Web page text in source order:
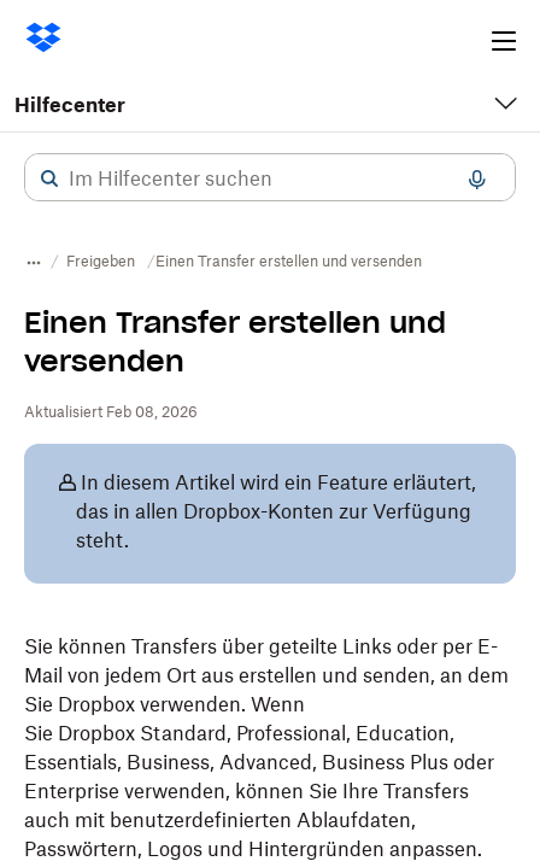
Hilfecenter
Freigeben Einen Transfer erstellen und versenden
Einen Transfer erstellen und
versenden
Aktualisiert Feb 08, 2026
In diesem Artikel wird ein Feature erläutert,
das in allen Dropbox-Konten zur Verfügung
steht.
Sie können Transfers über geteilte Links oder per E-
Mail von jedem Ort aus erstellen und senden, an dem
Sie Dropbox verwenden. Wenn
Sie Dropbox Standard, Professional, Education,
Essentials, Business, Advanced, Business Plus oder
Enterprise verwenden, können Sie Ihre Transfers
auch mit benutzerdefinierten Ablaufdaten,
Passwörtern, Logos und Hintergründen anpassen.